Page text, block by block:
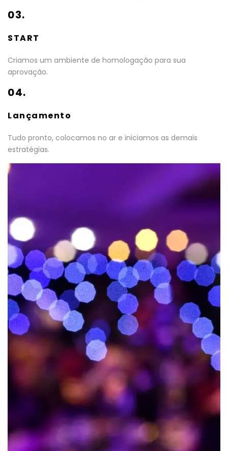
03.
START
Criamos um ambiente de homologação para sua
aprovação.
04.
Lançamento
Tudo pronto, colocamos no ar e iniciamos as demais
estratégias.